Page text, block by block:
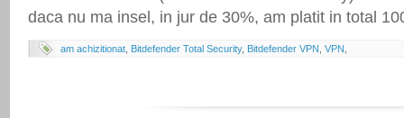
daca nu ma insel, in jur de 30%, am platit in total
am achizitionat Bitdefender Total Security, Bitdefender VPN VPN